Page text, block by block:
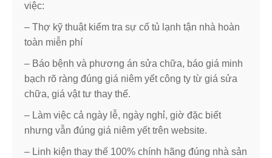
việc:
– Thợ kỹ thuật kiểm tra sự cố tủ lạnh tận nhà hoàn
toàn miễn phí
– Báo bệnh và phương án sửa chữa, báo giá minh
bạch rõ ràng đúng giá niêm yết công ty từ giá sửa
chữa, giá vật tư thay thế.
– Làm việc cả ngày lễ, ngày nghỉ, giờ đặc biết
nhưng vẫn đúng giá niêm yết trên website.
– Linh kiện thay thế 100% chính hãng đúng nhà sản